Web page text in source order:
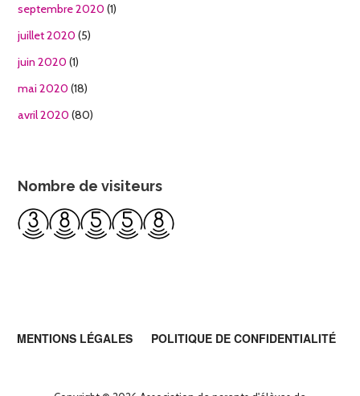
septembre 2020 (1)
juillet 2020 (5)
juin 2020 (1)
mai 2020 (18)
avril 2020 (80)
Nombre de visiteurs
MENTIONS LÉGALES POLITIQUE DE CONFIDENTIALITÉ